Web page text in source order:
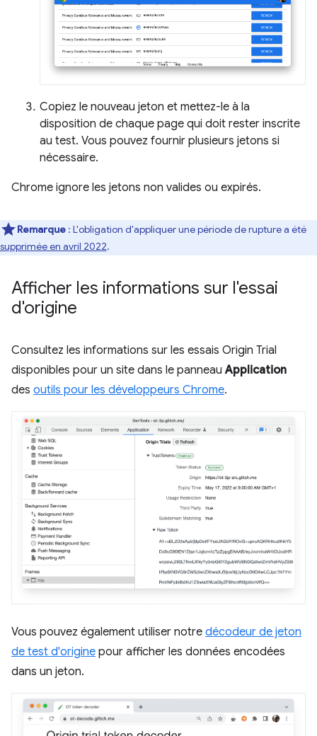
Copiez le nouveau jeton et mettez-le à la
disposition de chaque page qui doit rester inscrite
au test. Vous pouvez fournir plusieurs jetons si
nécessaire.
Chrome ignore les jetons non valides ou expirés.
Remarque : L'obligation d'appliquer une période de rupture a été
supprimée en avril 2022.
Afficher les informations sur l'essai
d'origine
Consultez les informations sur les essais Origin Trial
disponibles pour un site dans le panneauApplication
des outils pour les développeurs Chrome.
Vous pouvez également utiliser notre décodeur de jeton
de test d'origine pour afficher les données encodées
dans un jeton.